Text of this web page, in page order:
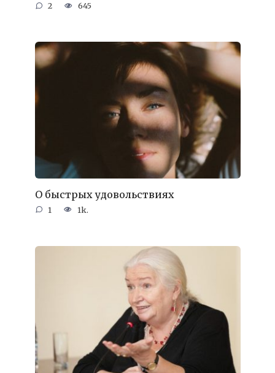
2 645
О быстрых удовольствиях
1 1k.